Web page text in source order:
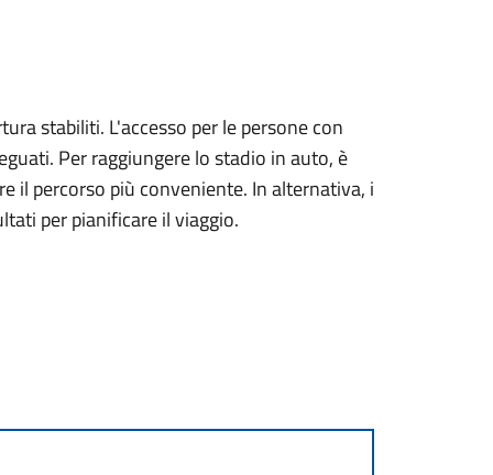
stabiliti. L'accesso per le persone con
Per raggiungere lo stadio in auto, è
il percorso più conveniente. In alternativa, i
per pianificare il viaggio.